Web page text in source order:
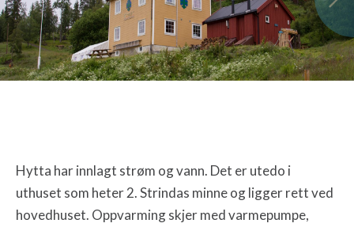
Hytta har innlagt strøm og vann. Det er utedo i
uthuset som heter 2. Strindas minne og ligger rett ved
hovedhuset. Oppvarming skjer med varmepumpe,